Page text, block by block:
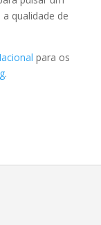
qualidade de
para os
.